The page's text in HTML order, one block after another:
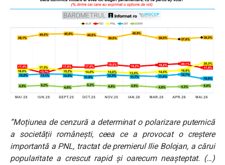
”Moțiunea de cenzură a determinat o polarizare puternică
a societății românești, ceea ce a provocat o creștere
importantă a PNL, tractat de premierul Ilie Bolojan, a cărui
popularitate a crescut rapid și oarecum neașteptat. (…)